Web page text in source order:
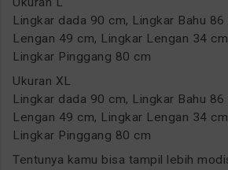
Lingkar dada 90 cm, Lingkar Bahu 86
Lengan 49 cm, Lingkar Lengan 34
Lingkar Pinggang 80 cm
Ukuran XL
Lingkar dada 90 cm, Lingkar Bahu 86
Lengan 49 cm, Lingkar Lengan 34
Lingkar Pinggang 80 cm
Tentunya kamu bisa tampil lebih